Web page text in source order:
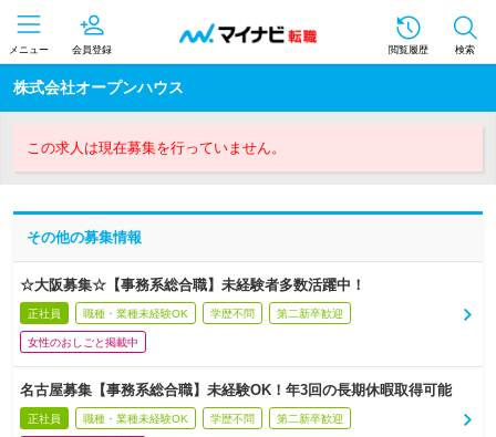
メニュー 会員登録 閲覧履歴 検索
株式会社オープンハウス
この求人は現在募集を行っていません。
その他の募集情報
☆大阪募集☆【事務系総合職】未経験者多数活躍中！
正社員 職種・業種未経験OK 学歴不問 第二新卒歓迎
女性のおしごと掲載中
名古屋募集【事務系総合職】未経験OK！年3回の長期休暇取得可能
正社員 職種・業種未経験OK 学歴不問 第二新卒歓迎